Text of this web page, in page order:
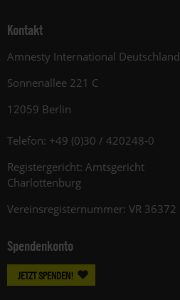
Kontakt
Amnesty International
Sonnenallee 221 C
12059 Berlin
Telefon: +49 (0)30 / 420248-0
Registergericht: Amtsgericht
Charlottenburg
Vereinsregisternummer: VR 36372
Spendenkonto
JETZT SPENDEN!